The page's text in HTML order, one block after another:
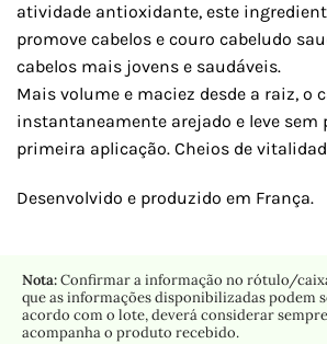
atividade antioxidante, este
promove cabelos e couro cabeludo
cabelos mais jovens e saudáveis.
Mais volume e maciez desde a raiz, o
instantaneamente arejado e leve sem
primeira aplicação. Cheios de
Desenvolvido e produzido em França.
Nota:Confirmar a informação no rótulo/
que as informações disponibilizadas podem
acordo com o lote, deverá considerar
acompanha o produto recebido.